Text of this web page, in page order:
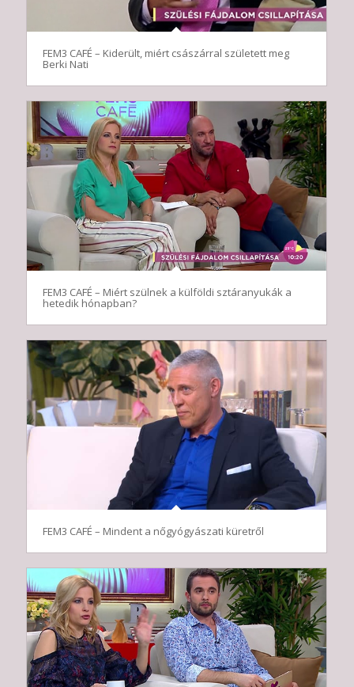
FEM3 CAFÉ – Kiderült, miért császárral született meg
Berki Nati
FEM3 CAFÉ – Miért szülnek a külföldi sztáranyukák a
hetedik hónapban?
FEM3 CAFÉ – Mindent a nőgyógyászati küretről